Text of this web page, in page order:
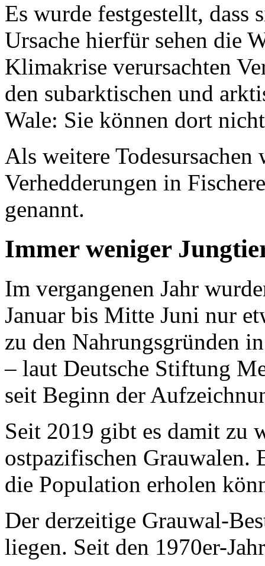
Es wurde festgestellt, dass
Ursache hierfür sehen die
Klimakrise verursachten
den subarktischen und
Wale: Sie können dort
Als weitere
Verhedderungen in
genannt.
Immer weniger
Im vergangenen Jahr
Januar bis Mitte Juni nur
zu den Nahrungsgründen
– laut Deutsche Stiftung
seit Beginn der
Seit 2019 gibt es damit zu
ostpazifischen Grauwalen.
die Population erholen
Der derzeitige Grauwal-
liegen. Seit den 1970er-